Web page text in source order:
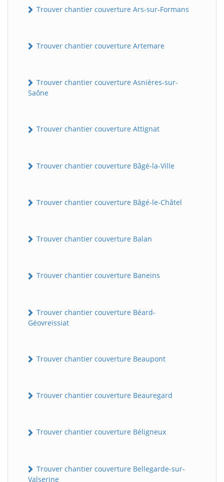
Trouver chantier couverture Ars-sur-Formans
Trouver chantier couverture Artemare
Trouver chantier couverture Asnières-sur-
Saône
Trouver chantier couverture Attignat
Trouver chantier couverture Bâgé-la-Ville
Trouver chantier couverture Bâgé-le-Châtel
Trouver chantier couverture Balan
Trouver chantier couverture Baneins
Trouver chantier couverture Béard-
Géovreissiat
Trouver chantier couverture Beaupont
Trouver chantier couverture Beauregard
Trouver chantier couverture Béligneux
Trouver chantier couverture Bellegarde-sur-
Valserine